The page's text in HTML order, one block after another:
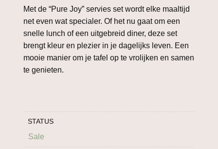
Met de “Pure Joy” servies set wordt elke maaltijd
net even wat specialer. Of het nu gaat om een
snelle lunch of een uitgebreid diner, deze set
brengt kleur en plezier in je dagelijks leven. Een
mooie manier om je tafel op te vrolijken en samen
te genieten.
STATUS
Sale